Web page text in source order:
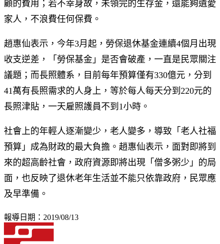
顧的費用；若不幸身故，未領完的生存金，還能夠遺愛
家人，不浪費任何保費。
趙惠仙表示，今年3月起，勞保退休基金連續4個月出現
收支逆差，「勞保基金」是否會破產，一直是民眾關注
議題；而長照體系，目前每年預算僅有330億元，分到
41萬有長照需求的人身上，等於每人每天分到220元的
長照津貼，一天雇照護員不到1小時。
社會上的年輕人逐漸變少，老人變多，導致「老人社福
預算」成為財政的最大負擔。趙惠仙表示，面對即將到
來的超高齡社會，政府資源即將出現「僧多粥少」的局
面，也反映了退休老年生活並不能只依靠政府，民眾應
及早準備。
報導日期：2019/08/13